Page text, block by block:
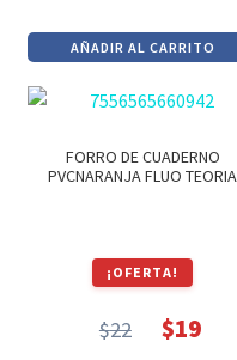
precio
original
era:
precio
actual
es:
AÑADIR AL CARRITO
FORRO DE CUADERNO
PVCNARANJA FLUO TEORIA
¡OFERTA!
$22 $19